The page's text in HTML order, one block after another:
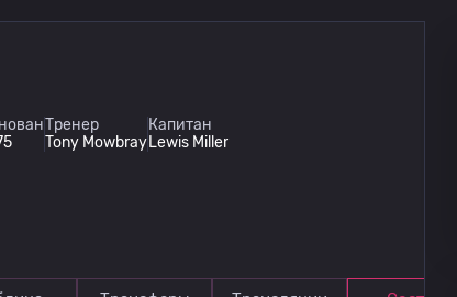
Тренер
Tony Mowbray
Капитан
Lewis Miller
Вулверхэмптон Уондерерс